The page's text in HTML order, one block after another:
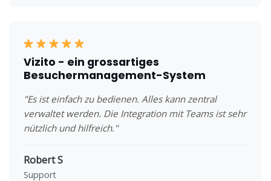
Vizito - ein grossartiges
Besuchermanagement-System
"Es ist einfach zu bedienen. Alles kann zentral
verwaltet werden. Die Integration mit Teams ist sehr
nützlich und hilfreich."
Robert S
Support